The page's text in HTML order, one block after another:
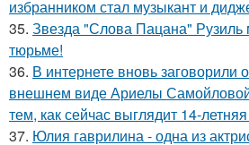
избранником стал музыкант и
35. Звезда "Слова Пацана" Рузиль
тюрьме!
36. В интернете вновь заговорили
внешнем виде Ариелы
тем, как сейчас выглядит 14-
37. Юлия гаврилина - одна из